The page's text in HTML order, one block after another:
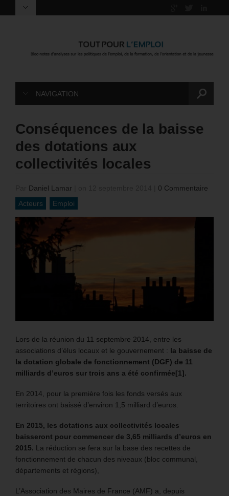
NAVIGATION
Conséquences de la baisse
des dotations aux
collectivités locales
Daniel Lamar
0 Commentaire
Acteurs
Emploi
Lors de la réunion du 11 septembre 2014, entre les
associations d’élus locaux et le gouvernement : la baisse de
la dotation globale de fonctionnement (DGF) de 11
milliards d’euros sur trois ans a été confirmée[1].
En 2014, pour la première fois les fonds versés aux
territoires ont baissé d’environ 1,5 milliard d’euros.
En 2015, les dotations aux collectivités locales
baisseront pour commencer de 3,65 milliards d’euros en
2015. La réduction se fera sur la base des recettes de
fonctionnement de chacun des niveaux (bloc communal,
départements et régions),
L’Association des Maires de France (AMF) a, depuis